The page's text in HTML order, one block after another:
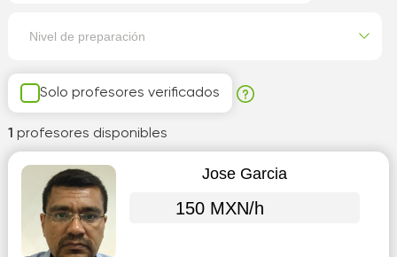
Solo profesores verificados
1 profesores disponibles
Jose Garcia
150 MXN/h
Nivel de preparación